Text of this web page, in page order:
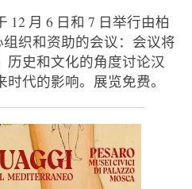
12 月 6 日和 7 日举行由柏
织和资助的会议：会议将
历史和文化的角度讨论汉
代的影响。展览免费。